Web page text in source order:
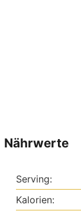
Nährwerte
Serving:
Kalorien: